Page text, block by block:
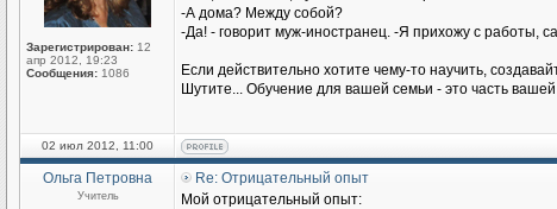
Зарегистрирован: 12
апр 2012, 19:23
Сообщения: 1086
-А дома? Между собой?
-Да! - говорит муж-иностранец. -Я прихожу с работы,
Если действительно хотите чему-то научить,
Шутите... Обучение для вашей семьи - это часть
02 июл 2012, 11:00
Ольга Петровна
Учитель
Re: Отрицательный опыт
Мой отрицательный опыт: